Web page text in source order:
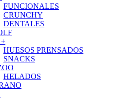
FUNCIONALES
CRUNCHY
DENTALES
HUESOS PRENSADOS
SNACKS
HELADOS